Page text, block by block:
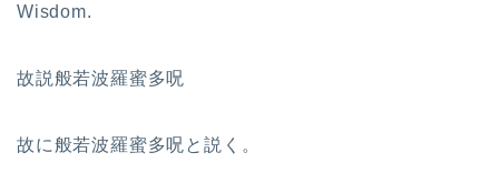
Wisdom.
故説般若波羅蜜多呪
故に般若波羅蜜多呪と説く。